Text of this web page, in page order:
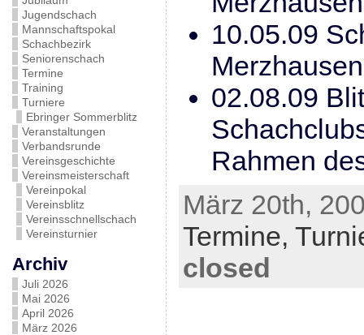
Jugendschach
Mannschaftspokal
Schachbezirk
Seniorenschach
Termine
Training
Turniere
Ebringer Sommerblitz
Veranstaltungen
Verbandsrunde
Vereinsgeschichte
Vereinsmeisterschaft
Vereinpokal
Vereinsblitz
Vereinsschnellschach
Vereinsturnier
Archiv
Juli 2026
Mai 2026
April 2026
März 2026
10.05.09
Merzhausen
02.08.09
Rahmen
März 20th,
Termine,
closed